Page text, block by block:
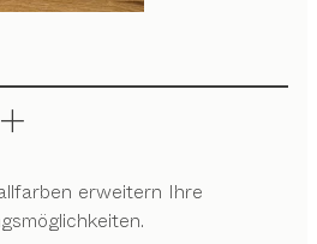
erweitern Ihre